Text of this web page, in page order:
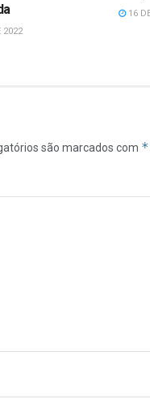
2022
16
são marcados com *